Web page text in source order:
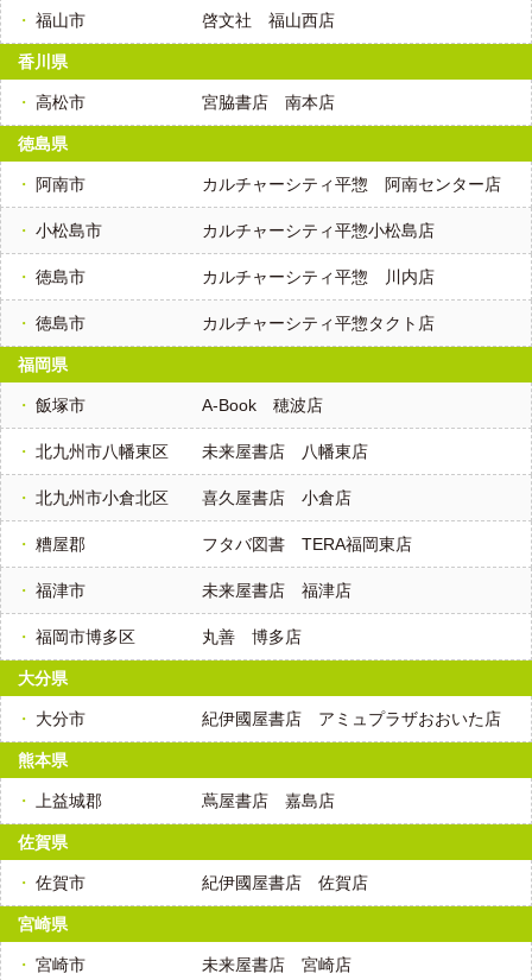
福山市 啓文社 福山西店
香川県
高松市 宮脇書店 南本店
徳島県
阿南市 カルチャーシティ平惣 阿南センター店
小松島市 カルチャーシティ平惣小松島店
徳島市 カルチャーシティ平惣 川内店
徳島市 カルチャーシティ平惣タクト店
福岡県
飯塚市 A-Book 穂波店
北九州市八幡東区 未来屋書店 八幡東店
北九州市小倉北区 喜久屋書店 小倉店
糟屋郡 フタバ図書 TERA福岡東店
福津市 未来屋書店 福津店
福岡市博多区 丸善 博多店
大分県
大分市 紀伊國屋書店 アミュプラザおおいた店
熊本県
上益城郡 蔦屋書店 嘉島店
佐賀県
佐賀市 紀伊國屋書店 佐賀店
宮崎県
宮崎市 未来屋書店 宮崎店